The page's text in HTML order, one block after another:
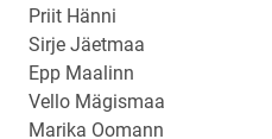
Priit Hänni
Sirje Jäetmaa
Epp Maalinn
Vello Mägismaa
Marika Oomann